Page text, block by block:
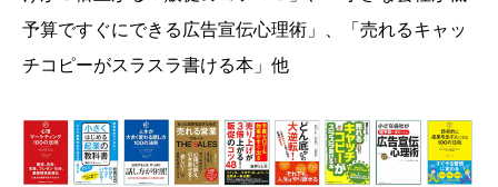
予算ですぐにできる広告宣伝心理術」、「売れるキャッ
チコピーがスラスラ書ける本」他